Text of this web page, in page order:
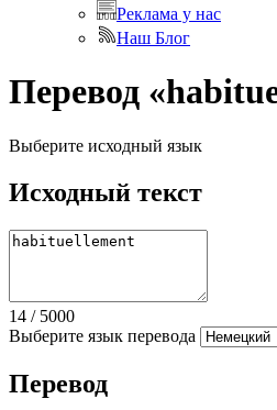
Реклама у нас
Наш Блог
Перевод
Выберите исходный язык
Исходный текст
14 / 5000
Выберите язык перевода
Перевод